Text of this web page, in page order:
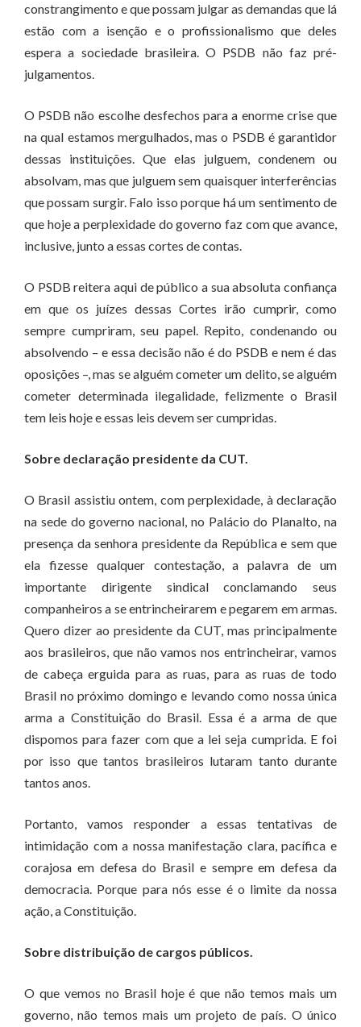
constrangimento e que possam julgar as demandas que lá
estão com a isenção e o profissionalismo que deles
espera a sociedade brasileira. O PSDB não faz pré-
julgamentos.
O PSDB não escolhe desfechos para a enorme crise que
na qual estamos mergulhados, mas o PSDB é garantidor
dessas instituições. Que elas julguem, condenem ou
absolvam, mas que julguem sem quaisquer interferências
que possam surgir. Falo isso porque há um sentimento de
que hoje a perplexidade do governo faz com que avance,
inclusive, junto a essas cortes de contas.
O PSDB reitera aqui de público a sua absoluta confiança
em que os juízes dessas Cortes irão cumprir, como
sempre cumpriram, seu papel. Repito, condenando ou
absolvendo – e essa decisão não é do PSDB e nem é das
oposições –, mas se alguém cometer um delito, se alguém
cometer determinada ilegalidade, felizmente o Brasil
tem leis hoje e essas leis devem ser cumpridas.
Sobre declaração presidente da CUT.
O Brasil assistiu ontem, com perplexidade, à declaração
na sede do governo nacional, no Palácio do Planalto, na
presença da senhora presidente da República e sem que
ela fizesse qualquer contestação, a palavra de um
importante dirigente sindical conclamando seus
companheiros a se entrincheirarem e pegarem em armas.
Quero dizer ao presidente da CUT, mas principalmente
aos brasileiros, que não vamos nos entrincheirar, vamos
de cabeça erguida para as ruas, para as ruas de todo
Brasil no próximo domingo e levando como nossa única
arma a Constituição do Brasil. Essa é a arma de que
dispomos para fazer com que a lei seja cumprida. E foi
por isso que tantos brasileiros lutaram tanto durante
tantos anos.
Portanto, vamos responder a essas tentativas de
intimidação com a nossa manifestação clara, pacífica e
corajosa em defesa do Brasil e sempre em defesa da
democracia. Porque para nós esse é o limite da nossa
ação, a Constituição.
Sobre distribuição de cargos públicos.
O que vemos no Brasil hoje é que não temos mais um
governo, não temos mais um projeto de país. O único